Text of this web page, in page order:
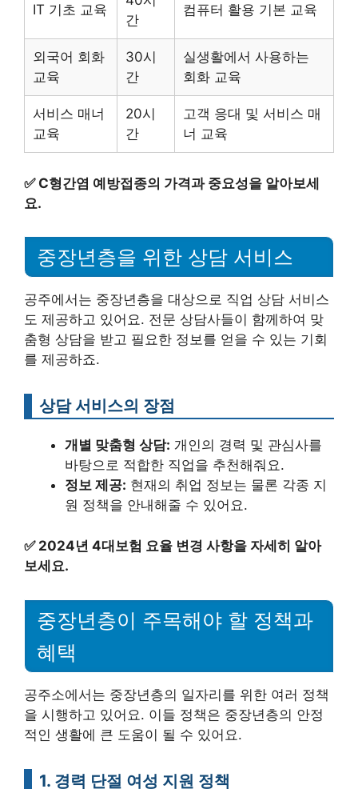
IT 기초 교육
간
컴퓨터 활용 기본 교육
외국어 회화
교육
30시
간
실생활에서 사용하는
회화 교육
서비스 매너
교육
20시
간
고객 응대 및 서비스 매
너 교육
✅ C형간염 예방접종의 가격과 중요성을 알아보세
요.
중장년층을 위한 상담 서비스
공주에서는 중장년층을 대상으로 직업 상담 서비스
도 제공하고 있어요. 전문 상담사들이 함께하여 맞
춤형 상담을 받고 필요한 정보를 얻을 수 있는 기회
를 제공하죠.
상담 서비스의 장점
개별 맞춤형 상담: 개인의 경력 및 관심사를
바탕으로 적합한 직업을 추천해줘요.
정보 제공: 현재의 취업 정보는 물론 각종 지
원 정책을 안내해줄 수 있어요.
✅ 2024년 4대보험 요율 변경 사항을 자세히 알아
보세요.
중장년층이 주목해야 할 정책과
혜택
공주소에서는 중장년층의 일자리를 위한 여러 정책
을 시행하고 있어요. 이들 정책은 중장년층의 안정
적인 생활에 큰 도움이 될 수 있어요.
1. 경력 단절 여성 지원 정책